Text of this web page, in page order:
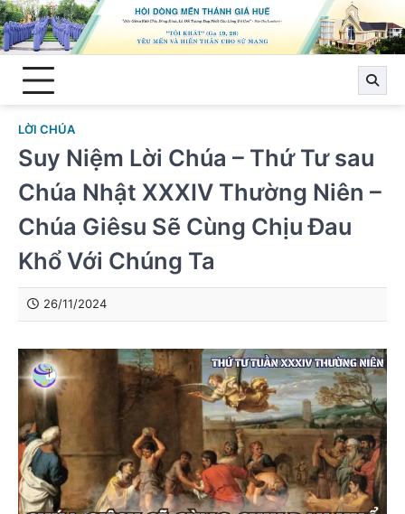
Skip
to
content
LỜI CHÚA
Suy Niệm Lời Chúa – Thứ Tư sau
Chúa Nhật XXXIV Thường Niên –
Chúa Giêsu Sẽ Cùng Chịu Đau
Khổ Với Chúng Ta
26/11/2024